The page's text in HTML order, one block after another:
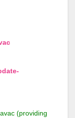
(providing